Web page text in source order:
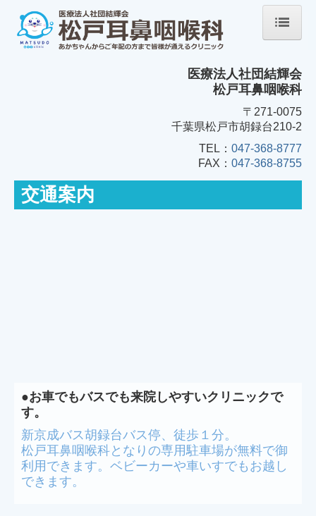
感染防止対策の徹底
医療法人社団結輝会
松戸耳鼻咽喉科
〒271-0075
千葉県松戸市胡録台210-2
TEL： 047-368-8777
FAX： 047-368-8755
交通案内
●お車でもバスでも来院しやすいクリニックで
す。
新京成バス胡録台バス停、徒歩１分。
松戸耳鼻咽喉科となりの専用駐車場が無料で御
利用できます。ベビーカーや車いすでもお越し
できます。